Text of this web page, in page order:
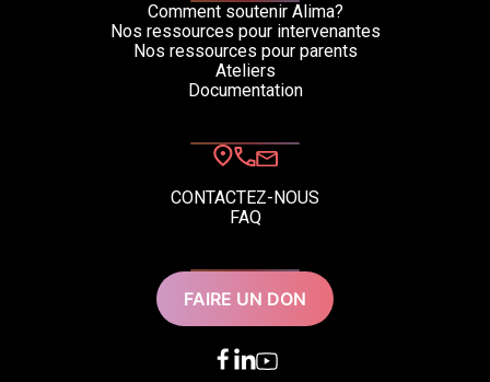
Comment soutenir Alima?
Nos ressources pour intervenantes
Nos ressources pour parents
Ateliers
Documentation
CONTACTEZ-NOUS
FAQ
FAIRE UN DON